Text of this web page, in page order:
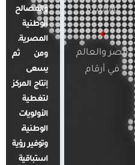
والأسرة
مصر والعالم
في أرقام
والمصالح
الوطنية
المصرية.
ومن ثم
يسعى
إنتاج المركز
لتغطية
الأولويات
الوطنية،
وتوفير رؤية
استباقية